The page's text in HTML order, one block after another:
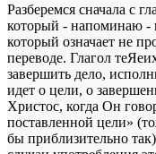
Разберемся сначала с
который - напоминаю -
который означает не
переводе. Глагол
завершить дело,
идет о цели, о
Христос, когда Он
поставленной цели»
бы приблизительно